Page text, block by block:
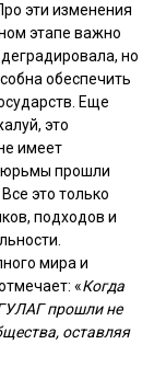
эти изменения
этапе важно
но
обеспечить
Еще
это
имеет
прошли
это только
подходов и
мира и
«Когда
прошли не
оставляя